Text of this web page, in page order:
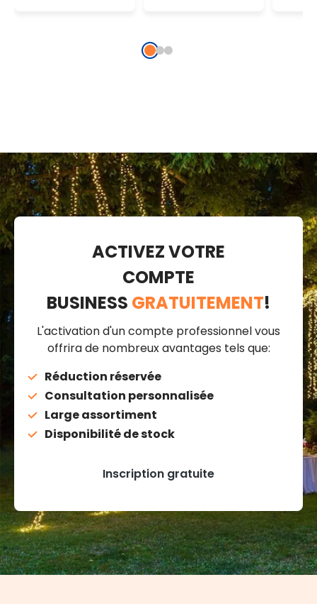
ACTIVEZ VOTRE
COMPTE
BUSINESS GRATUITEMENT!
L'activation d'un compte professionnel vous
offrira de nombreux avantages tels que:
Réduction réservée
Consultation personnalisée
Large assortiment
Disponibilité de stock
Inscription gratuite